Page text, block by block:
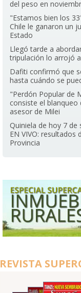
del peso en
"Estamos bien los
Chile le ganaron un
Estado
Llegó tarde a
tripulación lo arrojó
Dafiti confirmó que
hasta cuándo se
"Perdón Popular de
consiste el blanqueo
asesor de Milei
Quiniela de hoy 7 de
EN VIVO: resultados
Provincia
REVISTA